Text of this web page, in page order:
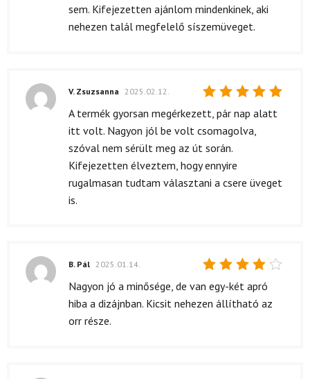
sem. Kifejezetten ajánlom mindenkinek, aki
nehezen talál megfelelő síszemüveget.
Értékelés:
/ 5
V. Zsuzsanna 2025.02.12.
A termék gyorsan megérkezett, pár nap alatt
itt volt. Nagyon jól be volt csomagolva,
szóval nem sérült meg az út során.
Kifejezetten élveztem, hogy ennyire
rugalmasan tudtam választani a csere üveget
is.
Értékelés:
/ 5
B. Pál 2025.01.14.
Nagyon jó a minősége, de van egy-két apró
hiba a dizájnban. Kicsit nehezen állítható az
orr része.